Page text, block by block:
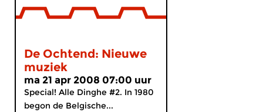
De Ochtend: Nieuwe
muziek
ma 21 apr 2008 07:00 uur
Special! Alle Dinghe #2. In 1980
begon de Belgische...